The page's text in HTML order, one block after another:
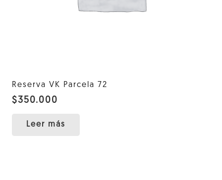
Reserva VK Parcela 72
$350.000
Leer más